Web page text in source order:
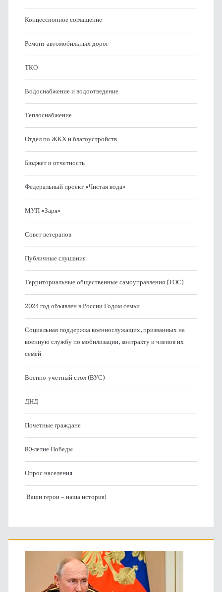
Концессионное соглашение
Ремонт автомобильных дорог
ТКО
Водоснабжение и водоотведение
Теплоснабжение
Отдел по ЖКХ и благоустройств
Бюджет и отчетность
Федеральный проект «Чистая вода»
МУП «Заря»
Совет ветеранов
Публичные слушания
Территориальные общественные самоуправления (ТОС)
2024 год объявлен в России Годом семьи
Социальная поддержка военнослужащих, призванных на
военную службу по мобилизации, контракту и членов их
семей
Военно-учетный стол (ВУС)
ДНД
Почетные граждане
80-летие Победы
Опрос населения
Ваши герои – наша история!